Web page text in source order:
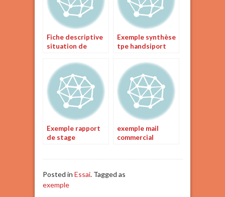
Fiche descriptive
situation de
bts am
Exemple synthèse
tpe handsiport
Exemple rapport
de stage
exemple mail
commercial
Posted in Essai. Tagged as
exemple